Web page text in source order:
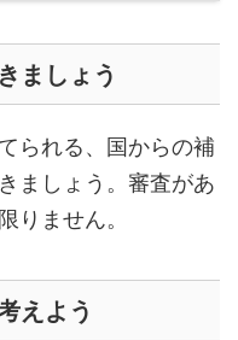
ましょう
られる、国からの補
ましょう。審査があ
りません。
えよう